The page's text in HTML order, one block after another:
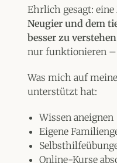
Ehrlich gesagt:
Neugier und dem
besser zu
nur funktionieren
Was mich auf
unterstützt hat:
Wissen aneignen
Eigene
Online-Kurse